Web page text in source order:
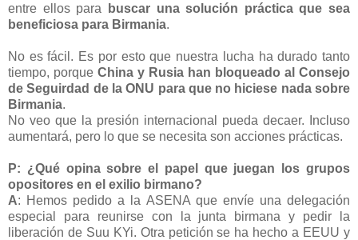
entre ellos para
buscar una solución práctica que sea
beneficiosa para Birmania.
No es fácil. Es por esto que nuestra lucha ha durado tanto
tiempo, porque China y Rusia han bloqueado al Consejo
de Seguirdad de la ONU para que no hiciese nada sobre
Birmania.
No veo que la presión internacional pueda decaer. Incluso
aumentará, pero lo que se necesita son acciones prácticas.
P: ¿Qué opina sobre el papel que juegan los grupos
opositores en el exilio birmano?
A: Hemos pedido a la ASENA que envíe una delegación
especial para reunirse con la junta birmana y pedir la
liberación de Suu KYi. Otra petición se ha hecho a EEUU y